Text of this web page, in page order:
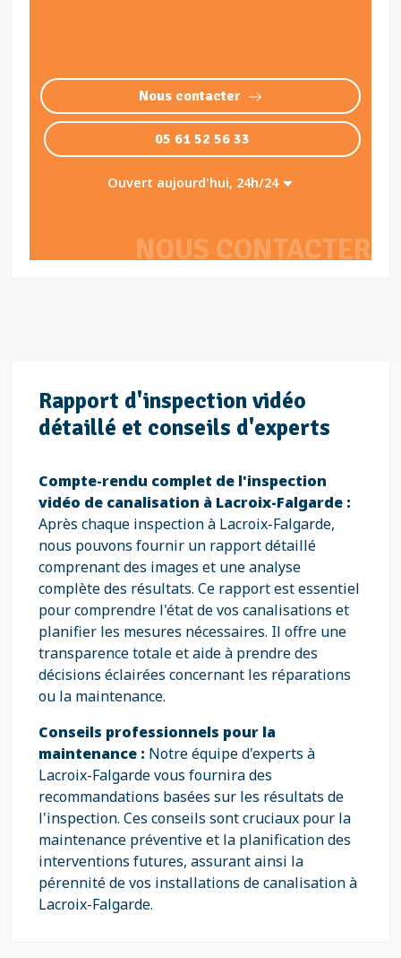
NOUS CONTACTER
Nous contacter
05 61 52 56 33
Ouvert aujourd'hui, 24h/24
Rapport d'inspection vidéo
détaillé et conseils d'experts
Compte-rendu complet de l'inspection
vidéo de canalisation à Lacroix-Falgarde :
Après chaque inspection à Lacroix-Falgarde,
nous pouvons fournir un rapport détaillé
comprenant des images et une analyse
complète des résultats. Ce rapport est essentiel
pour comprendre l'état de vos canalisations et
planifier les mesures nécessaires. Il offre une
transparence totale et aide à prendre des
décisions éclairées concernant les réparations
ou la maintenance.
Conseils professionnels pour la
maintenance : Notre équipe d'experts à
Lacroix-Falgarde vous fournira des
recommandations basées sur les résultats de
l'inspection. Ces conseils sont cruciaux pour la
maintenance préventive et la planification des
interventions futures, assurant ainsi la
pérennité de vos installations de canalisation à
Lacroix-Falgarde.